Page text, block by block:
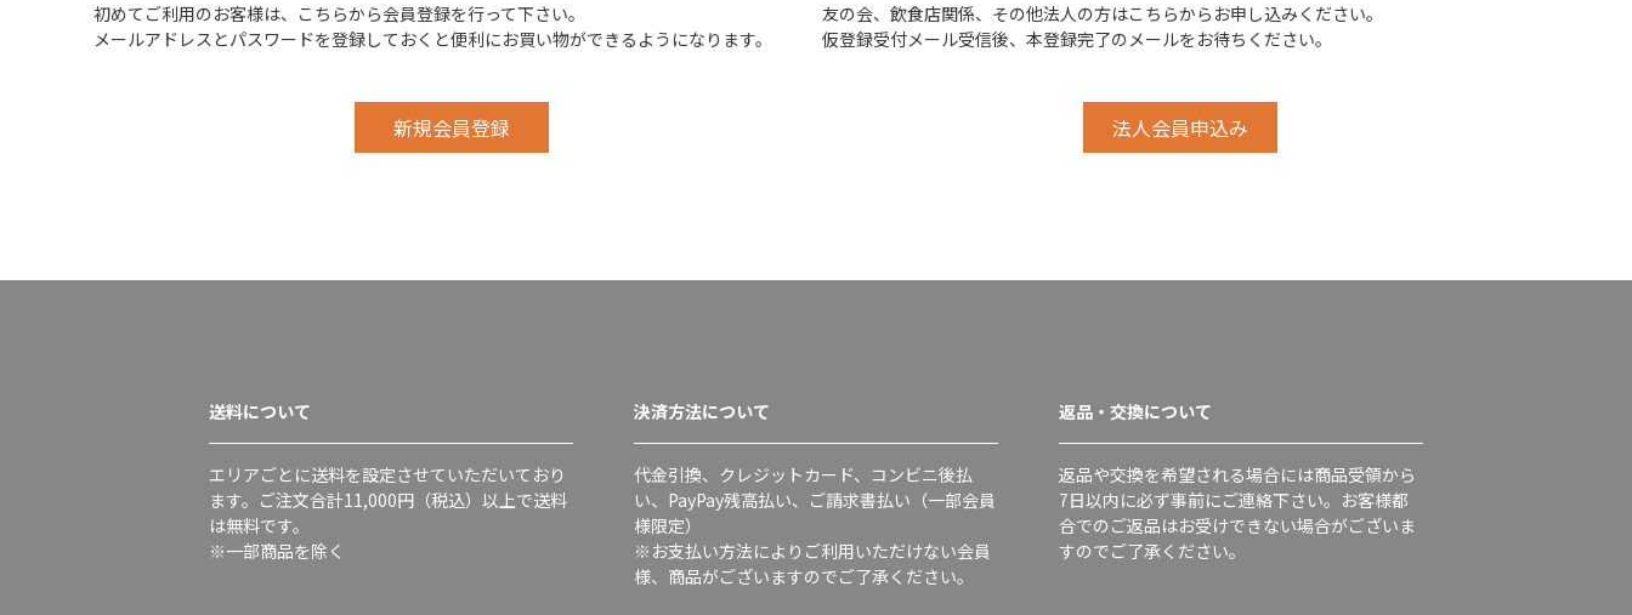
初めてご利用のお客様は、こちらから会員登録を行って下さい。
メールアドレスとパスワードを登録しておくと便利にお買い物ができるようになります。
友の会、飲食店関係、その他法人の方はこちらからお申し込みください。
仮登録受付メール受信後、本登録完了のメールをお待ちください。
送料について
エリアごとに送料を設定させていただいており
ます。ご注文合計11,000円（税込）以上で送料
は無料です。
※一部商品を除く
決済方法について
代金引換、クレジットカード、コンビニ後払
い、PayPay残高払い、ご請求書払い（一部会員
様限定）
※お支払い方法によりご利用いただけない会員
様、商品がございますのでご了承ください。
返品・交換について
返品や交換を希望される場合には商品受領から
7日以内に必ず事前にご連絡下さい。お客様都
合でのご返品はお受けできない場合がございま
すのでご了承ください。